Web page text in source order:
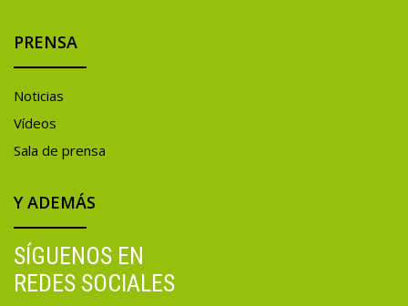
PRENSA
Noticias
Vídeos
Sala de prensa
Y ADEMÁS
SÍGUENOS EN
REDES SOCIALES